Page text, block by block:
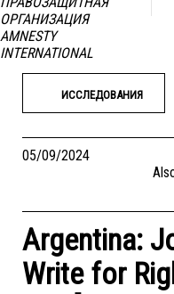
ИССЛЕДОВАНИЯ
05/09/2024
Argentina:
Write for